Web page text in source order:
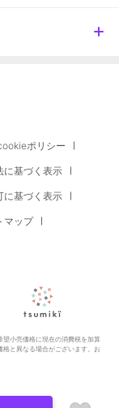
ポリシー
に基づく表示
に基づく表示
マップ
小売価格に現在の消費税を加算
格と異なる場合がございます。お